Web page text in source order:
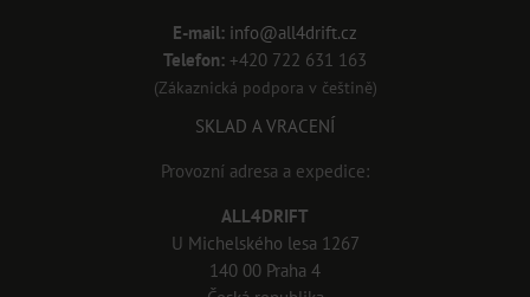
E-mail: info@all4drift.cz
Telefon: +420 722 631 163
(Zákaznická podpora v češtině)
SKLAD A VRACENÍ
Provozní adresa a expedice:
ALL4DRIFT
U Michelského lesa 1267
140 00 Praha 4